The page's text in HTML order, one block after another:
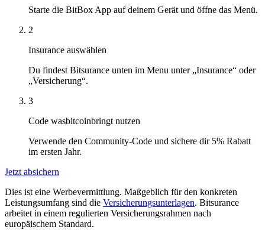
Starte die BitBox App auf deinem Gerät und öffne das Menü.
2
Insurance auswählen
Du findest Bitsurance unten im Menu unter „Insurance“ oder
„Versicherung“.
3
Code wasbitcoinbringt nutzen
Verwende den Community-Code und sichere dir 5% Rabatt
im ersten Jahr.
Jetzt absichern
Dies ist eine Werbevermittlung. Maßgeblich für den konkreten
Leistungsumfang sind die Versicherungsunterlagen. Bitsurance
arbeitet in einem regulierten Versicherungsrahmen nach
europäischem Standard.